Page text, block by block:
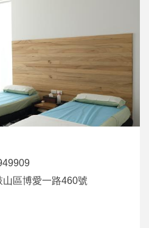
山區博愛一路460號